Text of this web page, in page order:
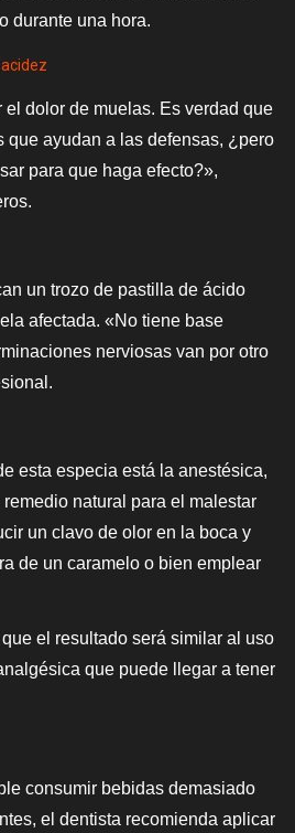
durante una hora.
dolor de muelas. Es verdad que
que ayudan a las defensas, ¿pero
para que haga efecto?»,
un trozo de pastilla de ácido
afectada. «No tiene base
nerviosas van por otro
esta especia está la anestésica,
natural para el malestar
un clavo de olor en la boca y
de un caramelo o bien emplear
el resultado será similar al uso
que puede llegar a tener
consumir bebidas demasiado
el dentista recomienda aplicar